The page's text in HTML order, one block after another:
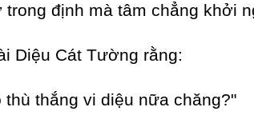
định mà tâm chẳng khởi
Diệu Cát Tường rằng:
thắng vi diệu nữa chăng?"